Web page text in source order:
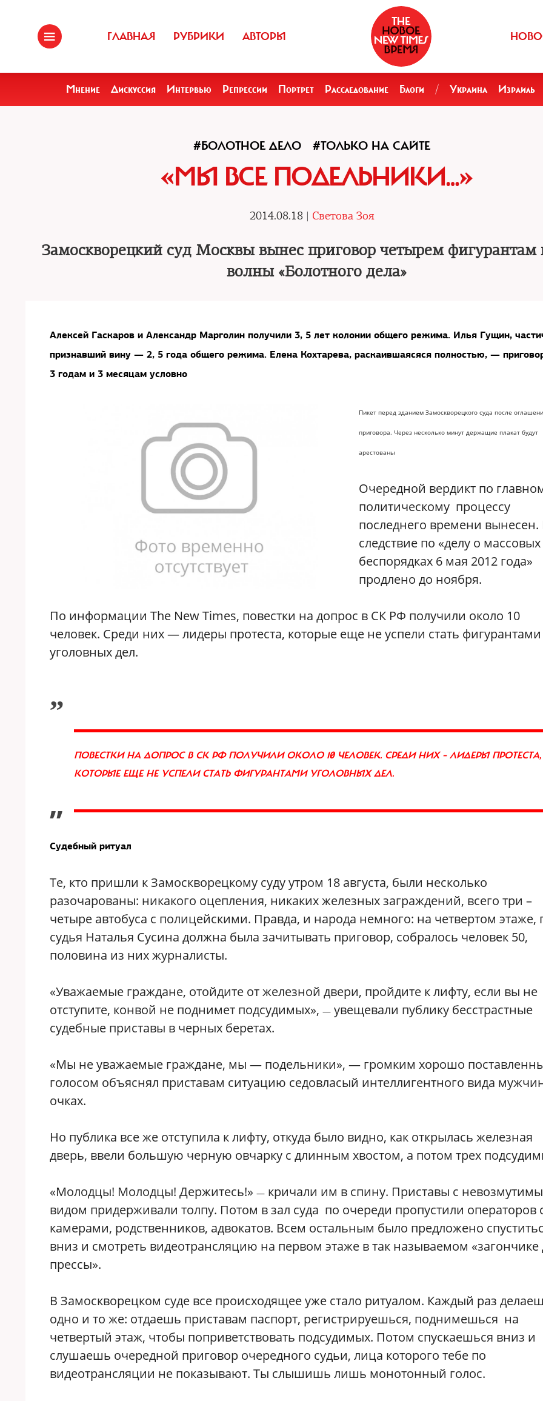
ГЛАВНАЯ РУБРИКИ АВТОРЫ
Мнение Дискуссия Интервью Репрессии Портрет Расследование Блоги / Украина Израиль
#БОЛОТНОЕ ДЕЛО #ТОЛЬКО НА САЙТЕ
«МЫ ВСЕ ПОДЕЛЬНИКИ…»
2014.08.18 | Светова Зоя
Замоскворецкий суд Москвы вынес приговор четырем фигурантам
волны «Болотного дела»
Алексей Гаскаров и Александр Марголин получили 3, 5 лет колонии общего режима. Илья Гущин,
признавший вину — 2, 5 года общего режима. Елена Кохтарева, раскаившаясяся полностью, —
3 годам и 3 месяцам условно
Пикет перед зданием Замоскворецкого суда после
приговора. Через несколько минут держащие плакат будут
арестованы
Очередной вердикт по
политическому процессу
последнего времени вынесен.
следствие по «делу о массовых
беспорядках 6 мая 2012 года»
продлено до ноября.
По информации The NewTimes, повестки на допрос в СК РФ получили около 10
человек. Среди них — лидеры протеста, которые еще не успели стать фигурантами
уголовных дел.
„
ПОВЕСТКИ НА ДОПРОС В СК РФ ПОЛУЧИЛИ ОКОЛО 10 ЧЕЛОВЕК. СРЕДИ НИХ – ЛИДЕРЫ ПРОТЕСТА,
КОТОРЫЕ ЕЩЕ НЕ УСПЕЛИ СТАТЬ ФИГУРАНТАМИ УГОЛОВНЫХ ДЕЛ.
”
Судебный ритуал
Те, кто пришли к Замоскворецкому суду утром 18 августа, были несколько
разочарованы: никакого оцепления, никаких железных заграждений, всего три –
четыре автобуса с полицейскими. Правда, и народа немного: на четвертом этаже,
судья Наталья Сусина должна была зачитывать приговор, собралось человек 50,
половина из них журналисты.
«Уважаемые граждане, отойдите от железной двери, пройдите к лифту, если вы не
отступите, конвой не поднимет подсудимых», — увещевали публику бесстрастные
судебные приставы в черных беретах.
«Мы не уважаемые граждане, мы — подельники», — громким хорошо
голосом объяснял приставам ситуацию седовласый интеллигентного вида
очках.
Но публика все же отступила к лифту, откуда было видно, как открылась железная
дверь, ввели большую черную овчарку с длинным хвостом, а потом трех
«Молодцы! Молодцы! Держитесь!» — кричали им в спину. Приставы с
видом придерживали толпу. Потом в зал суда по очереди пропустили операторов
камерами, родственников, адвокатов. Всем остальным было предложено
вниз и смотреть видеотрансляцию на первом этаже в так называемом «загончике
прессы».
В Замоскворецком суде все происходящее уже стало ритуалом. Каждый раз
одно и то же: отдаешь приставам паспорт, регистрируешься, поднимешься на
четвертый этаж, чтобы поприветствовать подсудимых. Потом спускаешься вниз и
слушаешь очередной приговор очередного судьи, лица которого тебе по
видеотрансляции не показывают. Ты слышишь лишь монотонный голос.